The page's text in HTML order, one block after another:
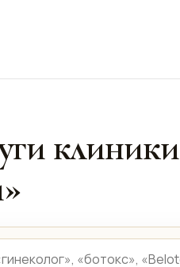
клиники